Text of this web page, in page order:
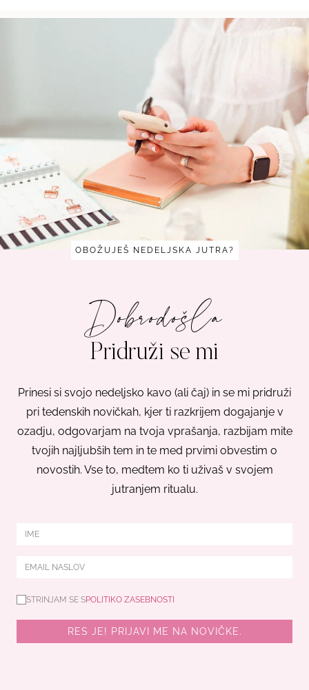
OBOŽUJEŠ NEDELJSKA JUTRA?
Dobrodošla
Pridruži se mi
Prinesi si svojo nedeljsko kavo (ali čaj) in se mi pridruži
pri tedenskih novičkah, kjer ti razkrijem dogajanje v
ozadju, odgovarjam na tvoja vprašanja, razbijam mite
tvojih najljubših tem in te med prvimi obvestim o
novostih. Vse to, medtem ko ti uživaš v svojem
jutranjem ritualu.
STRINJAM SE SPOLITIKO ZASEBNOSTI
RES JE! PRIJAVI ME NA NOVIČKE.